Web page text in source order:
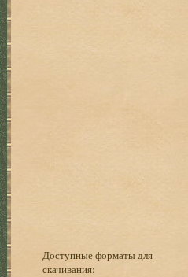
Доступные форматы для
скачивания: